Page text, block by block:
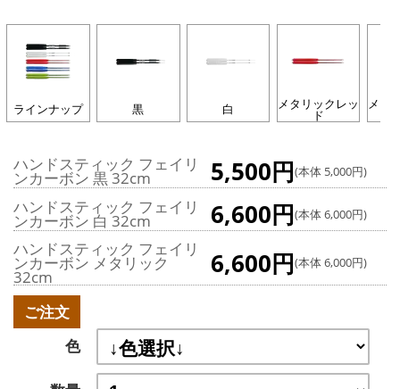
ラインナップ 黒 白 メタリックレッ
ド
メタ
ハンドスティック フェイリ
ンカーボン 黒 32cm 5,500円(本体 5,000円)
ハンドスティック フェイリ
ンカーボン 白 32cm 6,600円(本体 6,000円)
ハンドスティック フェイリ
ンカーボン メタリック
32cm 6,600円(本体 6,000円)
ご注文
色